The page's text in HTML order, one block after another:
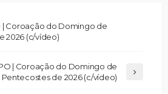
| Coroação do Domingo de
2026 (c/vídeo)
| Coroação do Domingo de
Pentecostes de 2026 (c/vídeo)